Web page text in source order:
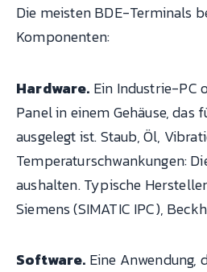
Die meisten BDE-Terminals
Komponenten:
Hardware. Ein Industrie-PC
Panel in einem Gehäuse,
ausgelegt ist. Staub, Öl,
Temperaturschwankungen:
aushalten. Typische
Siemens (SIMATIC IPC),
Software. Eine Anwendung,